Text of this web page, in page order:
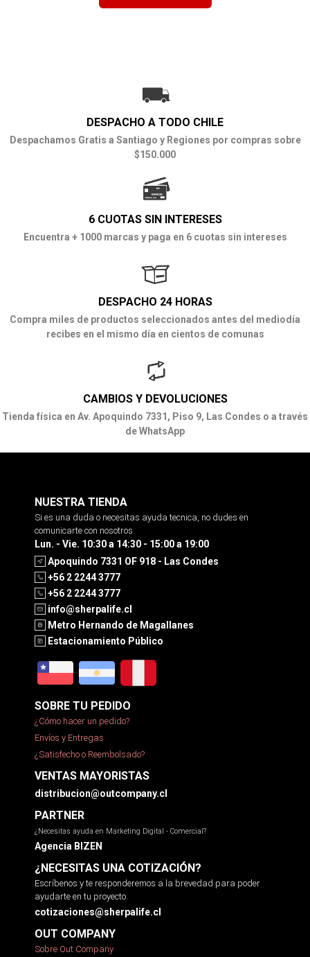
DESPACHO A TODO CHILE
Despachamos Gratis a Santiago y Regiones por compras sobre
$150.000
6 CUOTAS SIN INTERESES
Encuentra + 1000 marcas y paga en 6 cuotas sin intereses
DESPACHO 24 HORAS
Compra miles de productos seleccionados antes del mediodía
recibes en el mismo día en cientos de comunas
CAMBIOS Y DEVOLUCIONES
Tienda física en Av. Apoquindo 7331, Piso 9, Las Condes o a través
de WhatsApp
NUESTRA TIENDA
Si es una duda o necesitas ayuda tecnica, no dudes en
comunicarte con nosotros
Lun. - Vie. 10:30 a 14:30 - 15:00 a 19:00
Apoquindo 7331 OF 918 - Las Condes
+56 2 2244 3777
+56 2 2244 3777
info@sherpalife.cl
Metro Hernando de Magallanes
Estacionamiento Público
SOBRE TU PEDIDO
¿Cómo hacer un pedido?
Envíos y Entregas
¿Satisfecho o Reembolsado?
VENTAS MAYORISTAS
distribucion@outcompany.cl
PARTNER
¿Necesitas ayuda en Marketing Digital - Comercial?
Agencia BIZEN
¿NECESITAS UNA COTIZACIÓN?
Escríbenos y te responderemos a la brevedad para poder
ayudarte en tu proyecto.
cotizaciones@sherpalife.cl
OUT COMPANY
Sobre Out Company